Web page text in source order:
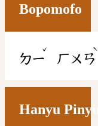
Bopomofo
ㄉㄧ
ˇ
ㄏㄨㄢ
ˋ
Hanyu Pinyin